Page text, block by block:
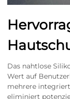
Das nahtlose
Wert auf
mehrere
eliminiert